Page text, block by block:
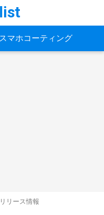
スマホコーティング
リース情報